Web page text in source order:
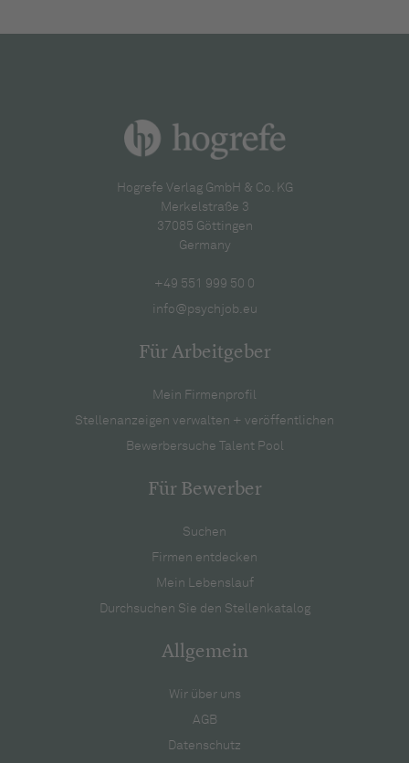
Hogrefe Verlag GmbH & Co. KG
Merkelstraße 3
37085 Göttingen
Germany
+49 551 999 50 0
info@psychjob.eu
Für Arbeitgeber
Mein Firmenprofil
Stellenanzeigen verwalten + veröffentlichen
Bewerbersuche Talent Pool
Für Bewerber
Suchen
Firmen entdecken
Mein Lebenslauf
Durchsuchen Sie den Stellenkatalog
Allgemein
Wir über uns
AGB
Datenschutz